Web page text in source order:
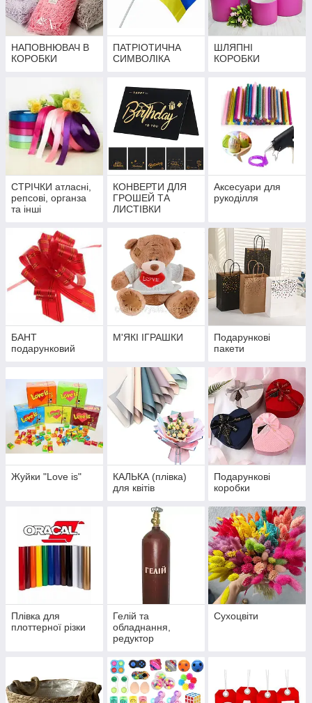
НАПОВНЮВАЧ В
КОРОБКИ
ПАТРІОТИЧНА
СИМВОЛІКА
ШЛЯПНІ
КОРОБКИ
СТРІЧКИ атласні,
репсові, органза
та інші
КОНВЕРТИ ДЛЯ
ГРОШЕЙ ТА
ЛИСТІВКИ
Аксесуари для
рукоділля
БАНТ
подарунковий
М'ЯКІ ІГРАШКИ
Подарункові
пакети
Жуйки "Love is"
КАЛЬКА (плівка)
для квітів
Подарункові
коробки
Плівка для
плоттерної різки
Гелій та
обладнання,
редуктор
Сухоцвіти